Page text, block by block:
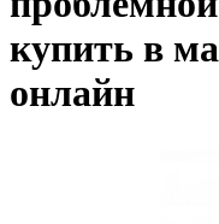
купить в
онлайн